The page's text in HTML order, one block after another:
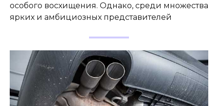
особого восхищения. Однако, среди множества
ярких и амбициозных представителей